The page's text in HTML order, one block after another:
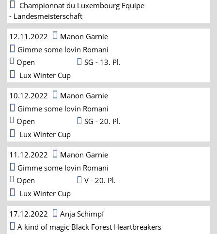
Championnat du Luxembourg Equipe
- Landesmeisterschaft
12.11.2022
Manon Garnie
Gimme some lovin Romani
Open
SG - 13. Pl.
Lux Winter Cup
10.12.2022
Manon Garnie
Gimme some lovin Romani
Open
SG - 20. Pl.
Lux Winter Cup
11.12.2022
Manon Garnie
Gimme some lovin Romani
Open
V - 20. Pl.
Lux Winter Cup
17.12.2022
Anja Schimpf
A kind of magic Black Forest Heartbreakers